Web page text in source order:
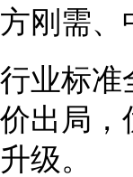
方刚需、
行业标准
价出局，
升级。